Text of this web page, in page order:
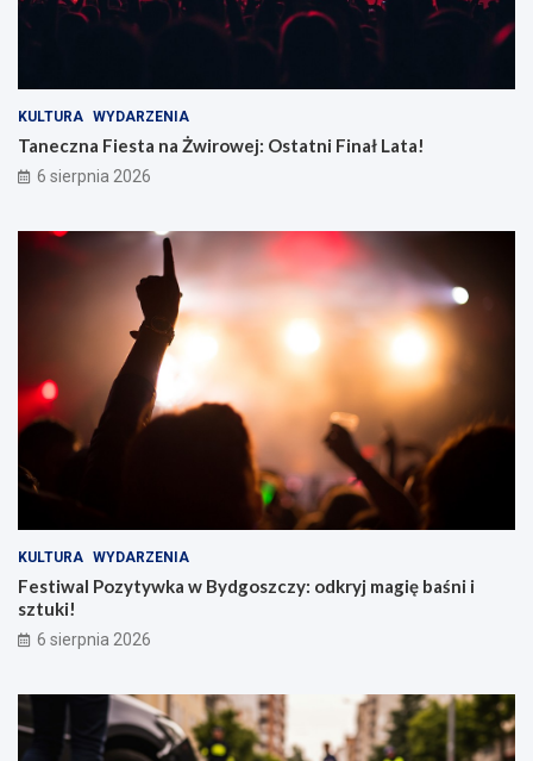
KULTURA WYDARZENIA
Taneczna Fiesta na Żwirowej: Ostatni Finał Lata!
6 sierpnia 2026
KULTURA WYDARZENIA
Festiwal Pozytywka w Bydgoszczy: odkryj magię baśni i
sztuki!
6 sierpnia 2026